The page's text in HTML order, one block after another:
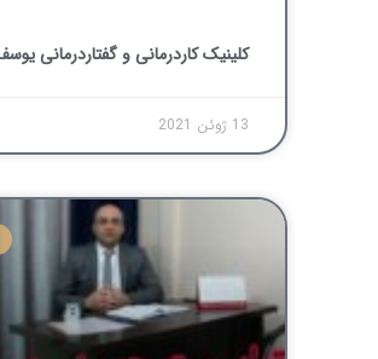
کلینیک کاردرمانی و گفتاردرمانی
13 ژوئن 2021